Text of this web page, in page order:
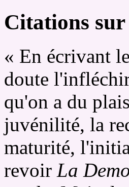
Citations sur
« En écrivant
doute
qu'on a du
juvénilité, la
maturité,
revoir La